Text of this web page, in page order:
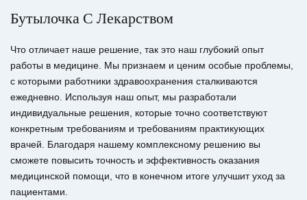
Бутылочка С Лекарством
Что отличает наше решение, так это наш глубокий опыт
работы в медицине. Мы признаем и ценим особые проблемы,
с которыми работники здравоохранения сталкиваются
ежедневно. Используя наш опыт, мы разработали
индивидуальные решения, которые точно соответствуют
конкретным требованиям и требованиям практикующих
врачей. Благодаря нашему комплексному решению вы
сможете повысить точность и эффективность оказания
медицинской помощи, что в конечном итоге улучшит уход за
пациентами.